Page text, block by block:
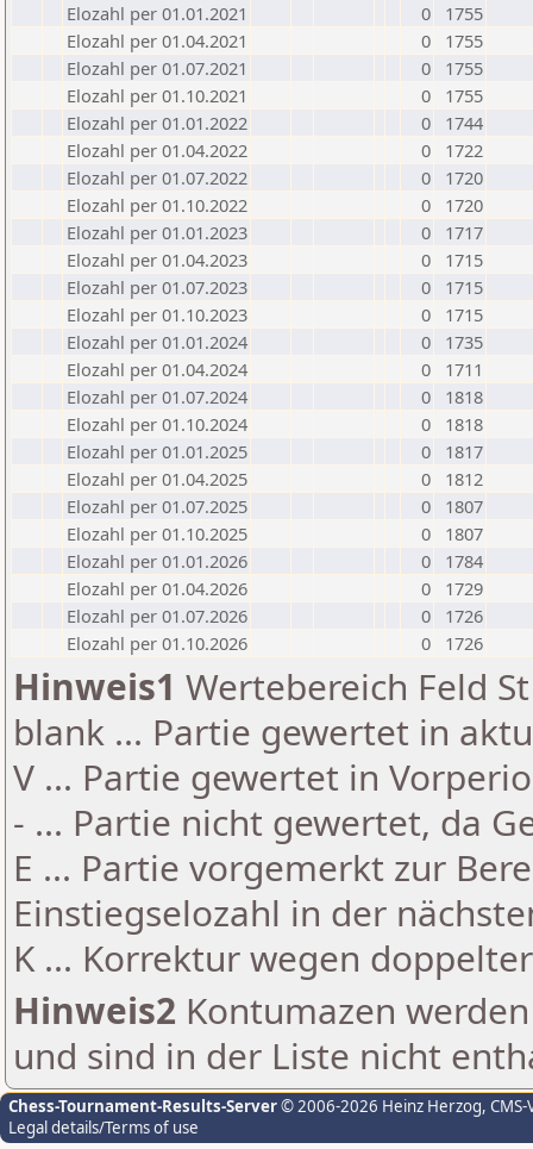
Elozahl per 01.01.2021
0
1755
Elozahl per 01.04.2021
0
1755
Elozahl per 01.07.2021
0
1755
Elozahl per 01.10.2021
0
1755
Elozahl per 01.01.2022
0
1744
Elozahl per 01.04.2022
0
1722
Elozahl per 01.07.2022
0
1720
Elozahl per 01.10.2022
0
1720
Elozahl per 01.01.2023
0
1717
Elozahl per 01.04.2023
0
1715
Elozahl per 01.07.2023
0
1715
Elozahl per 01.10.2023
0
1715
Elozahl per 01.01.2024
0
1735
Elozahl per 01.04.2024
0
1711
Elozahl per 01.07.2024
0
1818
Elozahl per 01.10.2024
0
1818
Elozahl per 01.01.2025
0
1817
Elozahl per 01.04.2025
0
1812
Elozahl per 01.07.2025
0
1807
Elozahl per 01.10.2025
0
1807
Elozahl per 01.01.2026
0
1784
Elozahl per 01.04.2026
0
1729
Elozahl per 01.07.2026
0
1726
Elozahl per 01.10.2026
0 1726
Hinweis1 Wertebereich Feld
blank ... Partie gewertet in
V ... Partie gewertet in
- ... Partie nicht gewertet, da
E ... Partie vorgemerkt zur
Einstiegselozahl in der
K ... Korrektur wegen
Hinweis2 Kontumazen
und sind in der Liste nicht
Chess-Tournament-Results-Server© 2006-2026 Heinz Herzog,
Legal details/Terms of use